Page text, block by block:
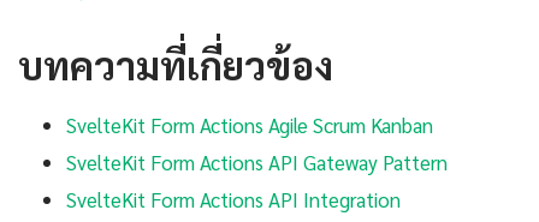
บทความที่เกี่ยวข้อง
SvelteKit Form Actions Agile Scrum Kanban
SvelteKit Form Actions API Gateway Pattern
SvelteKit Form Actions API Integration